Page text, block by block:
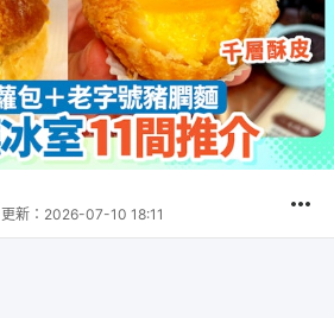
更新： 2026-07-10 18:11